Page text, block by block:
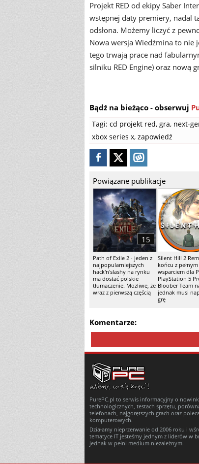
Projekt RED od ekipy Saber
wstępnej daty premiery, nadal
odsłona. Możemy liczyć z
Nowa wersja Wiedźmina to nie
tego trwają prace nad
silniku RED Engine) oraz nową
Bądź na bieżąco - obserwuj
Tagi: cd projekt red, gra, next-
xbox series x, zapowiedź
Powiązane publikacje
Path of Exile 2 - jeden z
najpopularniejszych
hack'n'slashy na rynku
ma dostać polskie
tłumaczenie. Możliwe, że
wraz z pierwszą częścią
15
Silent Hill 2
końcu z pełnym
wsparciem dla
PlayStation 5
Bloober Team
jednak musi
grę
Komentarze:
PurePC.pl to serwis informacyjny o
technologicznych, testach sprzętu,
telefonach, najgorętszych grach oraz
komputerowych.
Działamy nieprzerwanie od 2006 roku i
tematyce IT jesteśmy jednym z liderów w
jednak w pełni medium niezależnym.